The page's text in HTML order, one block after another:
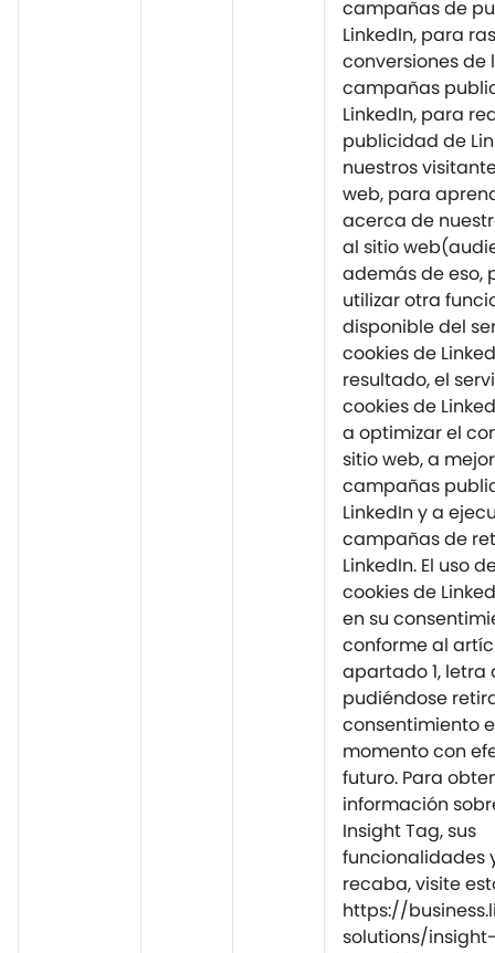
campañas de
LinkedIn, para
conversiones de
campañas
LinkedIn, para
publicidad de
nuestros
web, para
acerca de
al sitio
además de eso,
utilizar otra
disponible del
cookies de
resultado, el
cookies de
a optimizar el
sitio web, a
campañas
LinkedIn y a
campañas de
LinkedIn. El uso
cookies de
en su
conforme al
apartado 1, letra
pudiéndose
consentimiento
momento con
futuro. Para
información
Insight Tag, sus
funcionalidades
recaba, visite
https://
solutions/